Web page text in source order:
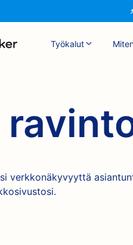
Työkalut
verkkonäkyvyyttä